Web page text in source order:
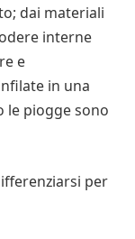
dai materiali
interne
e
in una
le piogge sono
per